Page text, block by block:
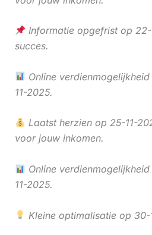
Informatie opgefrist op
succes.
Online
11-2025.
Laatst herzien op 25-11-
voor jouw inkomen.
Online
11-2025.
Kleine optimalisatie op